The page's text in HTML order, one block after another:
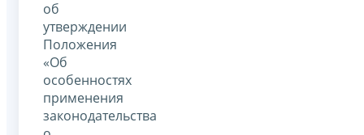
об
утверждении
Положения
«Об
особенностях
применения
законодательства